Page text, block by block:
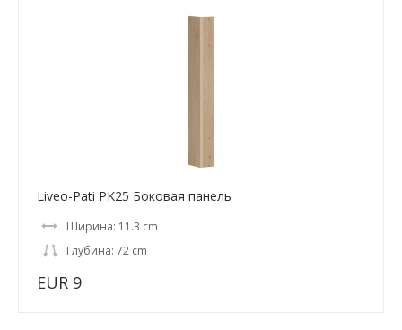
Liveo-Pati PK25 Боковая панель
Ширина: 11.3 cm
Глубина: 72 cm
EUR 9